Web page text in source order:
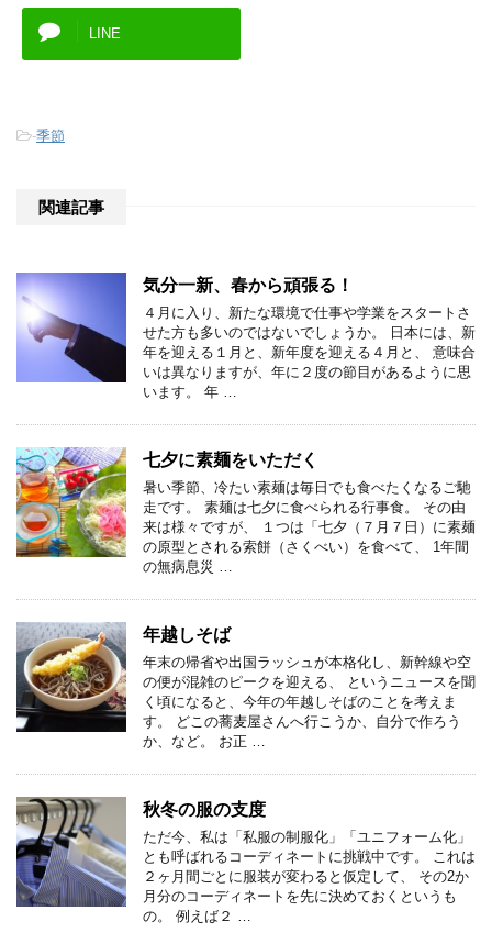
LINE
-季節
関連記事
気分一新、春から頑張る！
４月に入り、新たな環境で仕事や学業をスタートさ
せた方も多いのではないでしょうか。 日本には、新
年を迎える１月と、新年度を迎える４月と、 意味合
いは異なりますが、年に２度の節目があるように思
います。 年 …
七夕に素麺をいただく
暑い季節、冷たい素麺は毎日でも食べたくなるご馳
走です。 素麺は七夕に食べられる行事食。 その由
来は様々ですが、 １つは「七夕（７月７日）に素麺
の原型とされる索餅（さくべい）を食べて、 1年間
の無病息災 …
年越しそば
年末の帰省や出国ラッシュが本格化し、新幹線や空
の便が混雑のピークを迎える、 というニュースを聞
く頃になると、今年の年越しそばのことを考えま
す。 どこの蕎麦屋さんへ行こうか、自分で作ろう
か、など。 お正 …
秋冬の服の支度
ただ今、私は「私服の制服化」「ユニフォーム化」
とも呼ばれるコーディネートに挑戦中です。 これは
２ヶ月間ごとに服装が変わると仮定して、 その2か
月分のコーディネートを先に決めておくというも
の。 例えば２ …